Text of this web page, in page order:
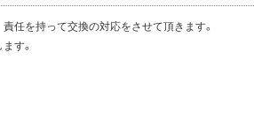
任を持って交換の対応をさせて頂きます。
す。